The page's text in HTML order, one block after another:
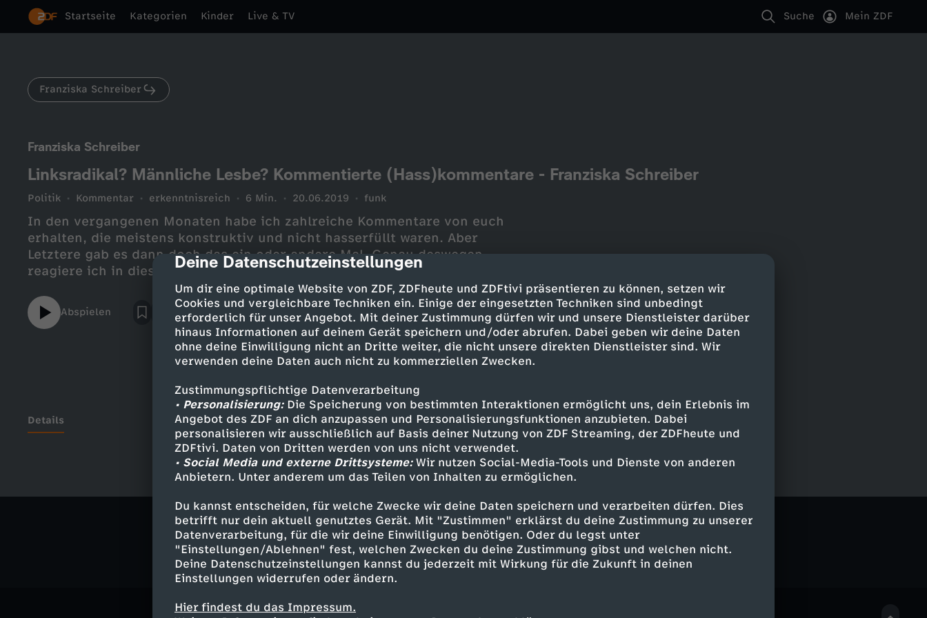
cmp-dialog-description
Deine Datenschutzeinstellungen
Um dir eine optimale Website von ZDF, ZDFheute und ZDFtivi präsentieren zu können, setzen wir
Cookies und vergleichbare Techniken ein. Einige der eingesetzten Techniken sind unbedingt
erforderlich für unser Angebot. Mit deiner Zustimmung dürfen wir und unsere Dienstleister darüber
hinaus Informationen auf deinem Gerät speichern und/oder abrufen. Dabei geben wir deine Daten
ohne deine Einwilligung nicht an Dritte weiter, die nicht unsere direkten Dienstleister sind. Wir
verwenden deine Daten auch nicht zu kommerziellen Zwecken.
Zustimmungspflichtige Datenverarbeitung
• Personalisierung:Die Speicherung von bestimmten Interaktionen ermöglicht uns, dein Erlebnis im
Angebot des ZDF an dich anzupassen und Personalisierungsfunktionen anzubieten. Dabei
personalisieren wir ausschließlich auf Basis deiner Nutzung von ZDF Streaming, der ZDFheute und
ZDFtivi. Daten von Dritten werden von uns nicht verwendet.
• Social Media und externe Drittsysteme:Wir nutzen Social-Media-Tools und Dienste von anderen
Anbietern. Unter anderem um das Teilen von Inhalten zu ermöglichen.
Du kannst entscheiden, für welche Zwecke wir deine Daten speichern und verarbeiten dürfen. Dies
betrifft nur dein aktuell genutztes Gerät. Mit "Zustimmen" erklärst du deine Zustimmung zu unserer
Datenverarbeitung, für die wir deine Einwilligung benötigen. Oder du legst unter
"Einstellungen/Ablehnen" fest, welchen Zwecken du deine Zustimmung gibst und welchen nicht.
Deine Datenschutzeinstellungen kannst du jederzeit mit Wirkung für die Zukunft in deinen
Einstellungen widerrufen oder ändern.
Hier findest du das Impressum.
Startseite Kategorien Kinder Live & TV Suche Mein ZDF
Franziska Schreiber
Franziska Schreiber
Linksradikal? Männliche Lesbe? Kommentierte (Hass)kommentare - Franziska Schreiber
Politik Kommentar erkenntnisreich 6 Min. 20.06.2019 funk
In den vergangenen Monaten habe ich zahlreiche Kommentare von euch
erhalten, die meistens konstruktiv und nicht hasserfüllt waren. Aber
Letztere gab es dann doch das ein oder andere Mal. Genau deswegen
reagiere ich in diesem Video auf ein paar solcher Kommentare, allerdings
mit einem kleinen Augenzwinkern.
Abspielen
Details
Ähnliche Inhalte entdecken
Politik Kommentar erkenntnisreich Franziska Schreiber